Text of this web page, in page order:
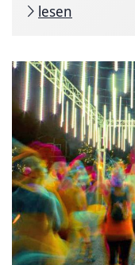
lesen